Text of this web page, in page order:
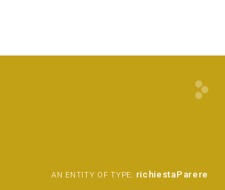
AN ENTITY OF TYPE: richiestaParere